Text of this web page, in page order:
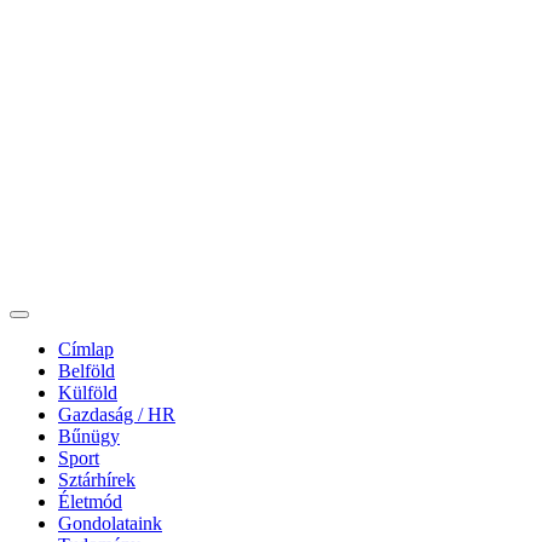
Címlap
Belföld
Külföld
Gazdaság / HR
Bűnügy
Sport
Sztárhírek
Életmód
Gondolataink